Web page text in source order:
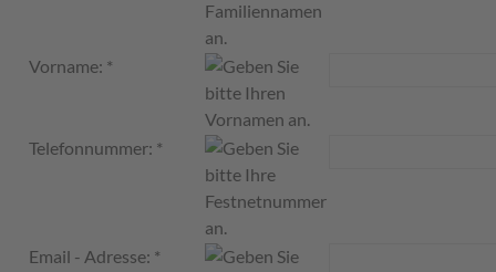
Vorname: *
Telefonnummer: *
Email - Adresse: *